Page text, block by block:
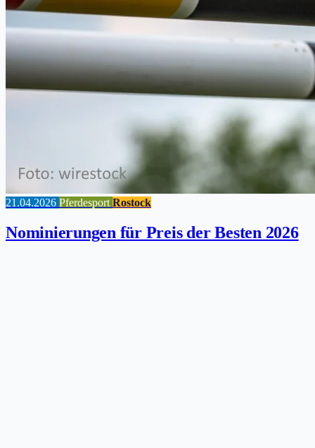
21.04.2026 Pferdesport Rostock
Nominierungen für Preis der Besten 2026